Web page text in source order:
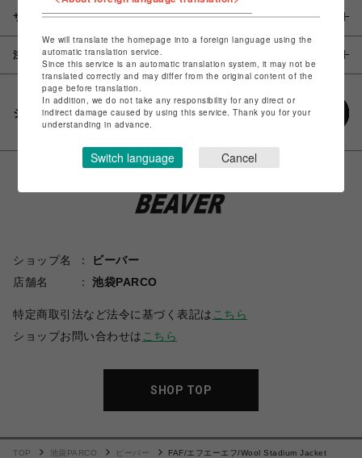
サイズ
注意事項
シェアする
ショップ名
ビーバー
店舗名
池袋PARCO
特定商取引法など法令に基づく表記は こちら
ショップお問い合わせは こちら
SHOP TOP
TOP 池袋PARCO ビーバー FAF/エフエーエフ/Wool Stadium Jacket
We will translate the homepage into a foreign language using the
automatic translation service.
Since this service is an automatic translation system, it may not be
translated correctly and may differ from the original content of the
page before translation.
In addition, we do not take any responsibility for any direct or
indirect damage caused by using this service. Thank you for your
understanding in advance.
Switch language Cancel